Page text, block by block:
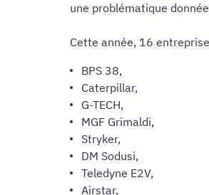
une problématique
Cette année, 16
BPS 38,
Caterpillar,
G-TECH,
MGF Grimaldi,
Stryker,
DM Sodusi,
Teledyne E2V,
Airstar,